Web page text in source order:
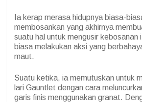
Ia kerap merasa hidupnya biasa-
membosankan yang akhirnya
suatu hal untuk mengusir kebosanan
biasa melakukan aksi yang
maut.
Suatu ketika, ia memutuskan untuk
lari Gauntlet dengan cara
garis finis menggunakan granat.